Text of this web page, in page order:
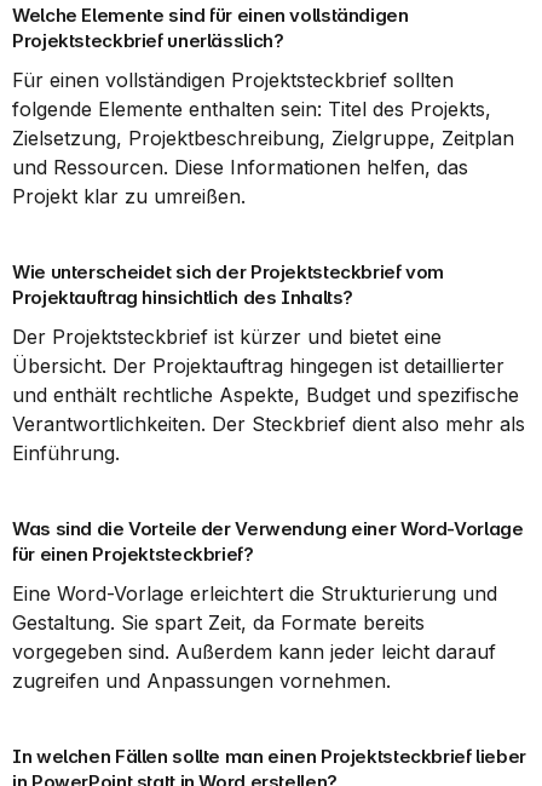
Welche Elemente sind für einen vollständigen
Projektsteckbrief unerlässlich?
Für einen vollständigen Projektsteckbrief sollten
folgende Elemente enthalten sein: Titel des Projekts,
Zielsetzung, Projektbeschreibung, Zielgruppe, Zeitplan
und Ressourcen. Diese Informationen helfen, das
Projekt klar zu umreißen.
Wie unterscheidet sich der Projektsteckbrief vom
Projektauftrag hinsichtlich des Inhalts?
Der Projektsteckbrief ist kürzer und bietet eine
Übersicht. Der Projektauftrag hingegen ist detaillierter
und enthält rechtliche Aspekte, Budget und spezifische
Verantwortlichkeiten. Der Steckbrief dient also mehr als
Einführung.
Was sind die Vorteile der Verwendung einer Word-Vorlage
für einen Projektsteckbrief?
Eine Word-Vorlage erleichtert die Strukturierung und
Gestaltung. Sie spart Zeit, da Formate bereits
vorgegeben sind. Außerdem kann jeder leicht darauf
zugreifen und Anpassungen vornehmen.
In welchen Fällen sollte man einen Projektsteckbrief lieber